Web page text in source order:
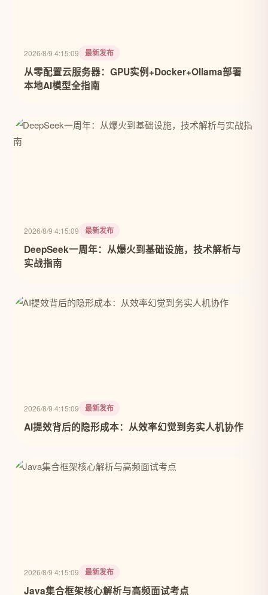
2026/8/9 4:15:09 最新发布
从零配置云服务器：GPU实例+Docker+Ollama部署
本地AI模型全指南
2026/8/9 4:15:09 最新发布
DeepSeek一周年：从爆火到基础设施，技术解析与
实战指南
2026/8/9 4:15:09 最新发布
AI提效背后的隐形成本：从效率幻觉到务实人机协作
2026/8/9 4:15:09 最新发布
Java集合框架核心解析与高频面试考点